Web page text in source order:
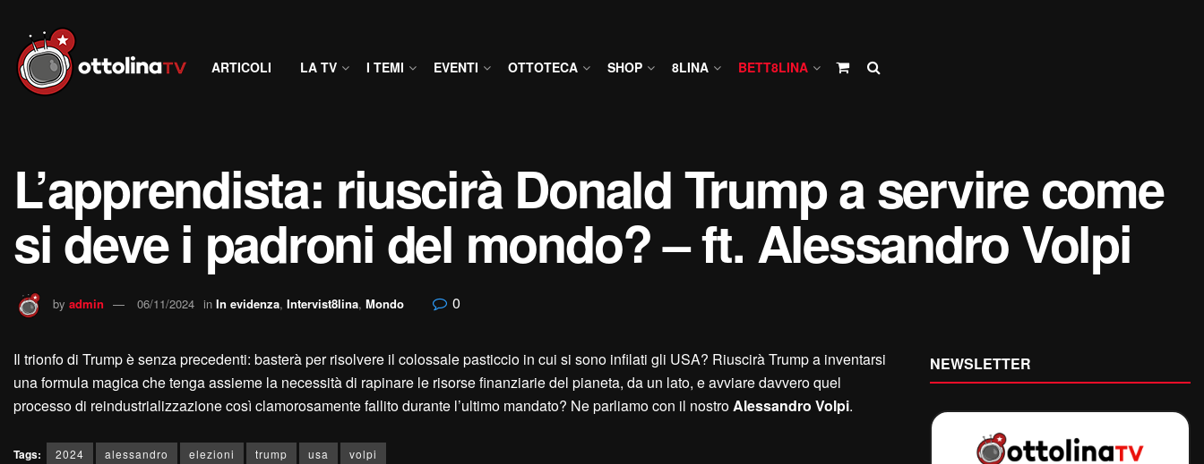
ARTICOLI LA TV I TEMI EVENTI OTTOTECA SHOP 8LINA BETT8LINA
L’apprendista: riuscirà Donald Trump a servire come
si deve i padroni del mondo? – ft. Alessandro Volpi
by admin 06/11/2024 in In evidenza, Intervist8lina, Mondo 0
Il trionfo di Trump è senza precedenti: basterà per risolvere il colossale pasticcio in cui si sono infilati gli USA? Riuscirà Trump a inventarsi
una formula magica che tenga assieme la necessità di rapinare le risorse finanziarie del pianeta, da un lato, e avviare davvero quel
processo di reindustrializzazione così clamorosamente fallito durante l’ultimo mandato? Ne parliamo con il nostroAlessandro Volpi.
Tags: 2024 alessandro elezioni trump usa volpi
NEWSLETTER